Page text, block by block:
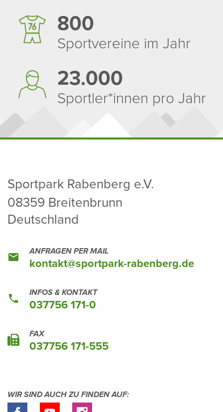
800
Sport­ver­eine im Jahr
23.000
Sportler*innen pro Jahr
Sport­park Raben­berg e.V.
08359 Brei­ten­brunn
Deutsch­land
ANFRAGEN PER MAIL
kontakt@sport­park-raben­berg.de
INFOS & KONTAKT
037756 171-0
FAX
037756 171-555
WIR SIND AUCH ZU FINDEN AUF: